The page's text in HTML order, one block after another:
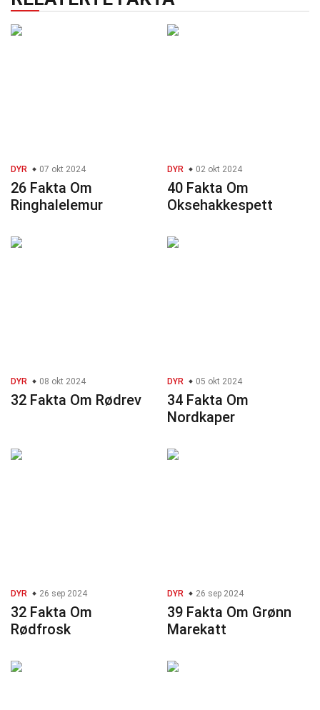
DYR 07 okt 2024
26 Fakta Om
Ringhalelemur
DYR 02 okt 2024
40 Fakta Om
Oksehakkespett
DYR 08 okt 2024
32 Fakta Om Rødrev
DYR 05 okt 2024
34 Fakta Om
Nordkaper
DYR 26 sep 2024
32 Fakta Om
Rødfrosk
DYR 26 sep 2024
39 Fakta Om Grønn
Marekatt